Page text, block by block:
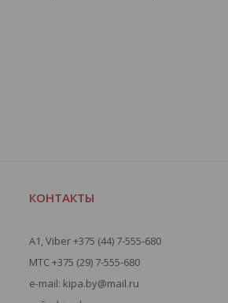
КОНТАКТЫ
A1, Viber +375 (44) 7-555-680
МТС +375 (29) 7-555-680
e-mail: kipa.by@mail.ru